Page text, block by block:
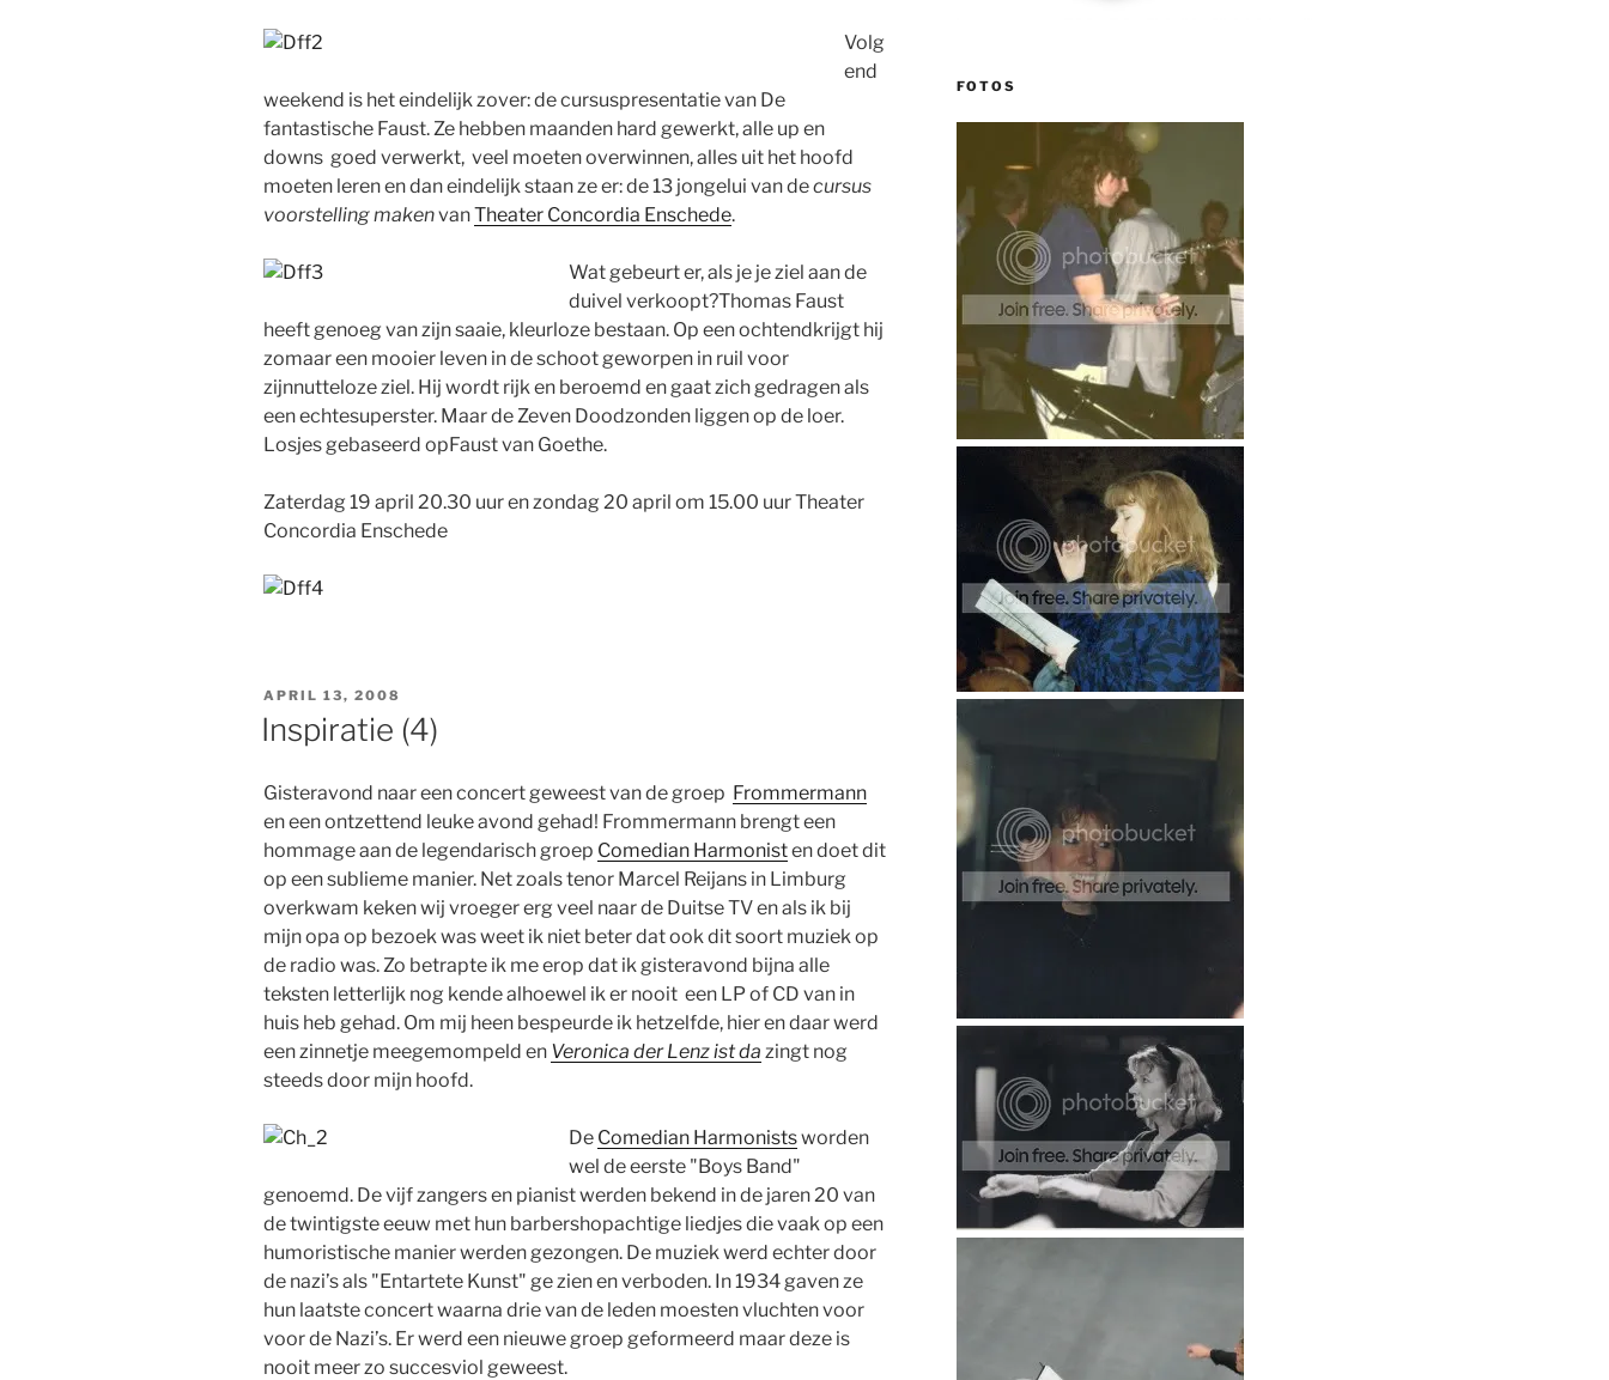
Volg
end
weekend is het eindelijk zover: de cursuspresentatie van De
fantastische Faust. Ze hebben maanden hard gewerkt, alle up en
downs goed verwerkt, veel moeten overwinnen, alles uit het hoofd
moeten leren en dan eindelijk staan ze er: de 13 jongelui van decursus
voorstelling makenvanTheater Concordia Enschede.
Wat gebeurt er, als je je ziel aan de
duivel verkoopt?Thomas Faust
heeft genoeg van zijn saaie, kleurloze bestaan. Op een ochtendkrijgt hij
zomaar een mooier leven in de schoot geworpen in ruil voor
zijnnutteloze ziel. Hij wordt rijk en beroemd en gaat zich gedragen als
een echtesuperster. Maar de Zeven Doodzonden liggen op de loer.
Losjes gebaseerd opFaust van Goethe.
Zaterdag 19 april 20.30 uur en zondag 20 april om 15.00 uur Theater
Concordia Enschede
GEPLAATST
OP
APRIL 13, 2008
Inspiratie (4)
Gisteravond naar een concert geweest van de groep Frommermann
en een ontzettend leuke avond gehad! Frommermann brengt een
hommage aan de legendarisch groep Comedian Harmonisten doet dit
op een sublieme manier. Net zoals tenor Marcel Reijans in Limburg
overkwam keken wij vroeger erg veel naar de Duitse TV en als ik bij
mijn opa op bezoek was weet ik niet beter dat ook dit soort muziek op
de radio was. Zo betrapte ik me erop dat ik gisteravond bijna alle
teksten letterlijk nog kende alhoewel ik er nooit een LP of CD van in
huis heb gehad. Om mij heen bespeurde ik hetzelfde, hier en daar werd
een zinnetje meegemompeld en Veronica der Lenz ist da zingt nog
steeds door mijn hoofd.
De Comedian Harmonistsworden
wel de eerste "Boys Band"
genoemd. De vijf zangers en pianist werden bekend in de jaren 20 van
de twintigste eeuw met hun barbershopachtige liedjes die vaak op een
humoristische manier werden gezongen. De muziek werd echter door
de nazi’s als "Entartete Kunst" ge zien en verboden. In 1934 gaven ze
hun laatste concert waarna drie van de leden moesten vluchten voor
voor de Nazi’s. Er werd een nieuwe groep geformeerd maar deze is
nooit meer zo succesviol geweest.
FOTOS